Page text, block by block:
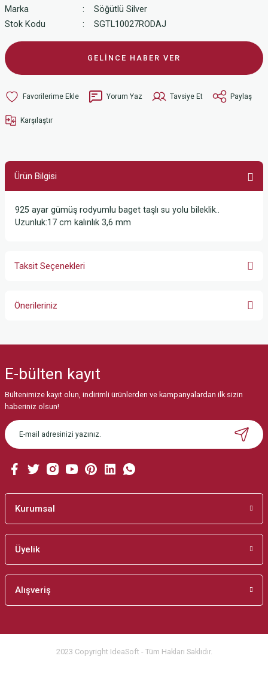
Marka
Söğütlü Silver
Stok Kodu
SGTL10027RODAJ
GELİNCE HABER VER
Yorum Yaz Tavsiye Et Paylaş
Karşılaştır
Ürün Bilgisi
925 ayar gümüş rodyumlu baget taşlı su yolu bileklik..
Uzunluk:17 cm kalınlık 3,6 mm
Taksit Seçenekleri
Önerileriniz
Görüş ve önerileriniz için teşekkür ederiz.
Ürün resmi kalitesiz, bozuk veya görüntülenemiyor.
Ürün açıklamasında eksik bilgiler bulunuyor.
Ürün bilgilerinde hatalar bulunuyor.
Bu ürüne benzer farklı alternatifler olmalı.
E-bülten kayıt
Bültenimize kayıt olun, indirimli ürünlerden ve kampanyalardan ilk sizin
haberiniz olsun!
Kurumsal
Üyelik
Alışveriş
2023 Copyright IdeaSoft - Tüm Hakları Saklıdır.